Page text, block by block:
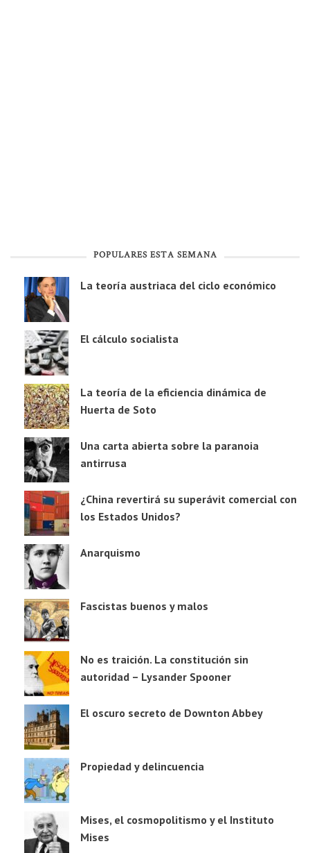
POPULARES ESTA SEMANA
La teoría austriaca del ciclo económico
El cálculo socialista
La teoría de la eficiencia dinámica de
Huerta de Soto
Una carta abierta sobre la paranoia
antirrusa
¿China revertirá su superávit comercial con
los Estados Unidos?
Anarquismo
Fascistas buenos y malos
No es traición. La constitución sin
autoridad – Lysander Spooner
El oscuro secreto de Downton Abbey
Propiedad y delincuencia
Mises, el cosmopolitismo y el Instituto
Mises